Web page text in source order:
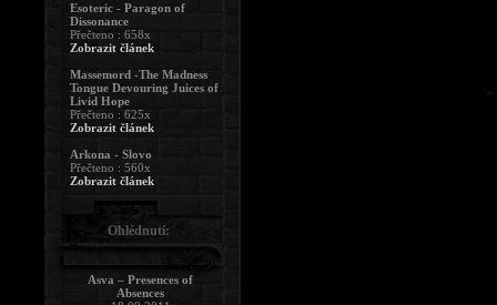
Esoteric - Paragon of
Dissonance
Přečteno : 658x
Zobrazit článek
Massemord -The Madness
Tongue Devouring Juices of
Livid Hope
Přečteno : 625x
Zobrazit článek
Arkona - Slovo
Přečteno : 560x
Zobrazit článek
Ohlédnutí:
Asva – Presences of
Absences